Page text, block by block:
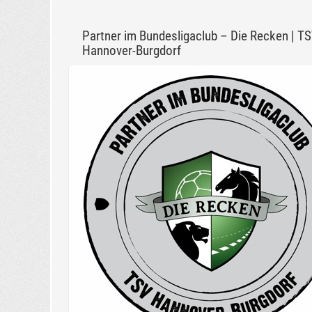
Partner im Bundesligaclub – Die Recken |
Hannover-Burgdorf